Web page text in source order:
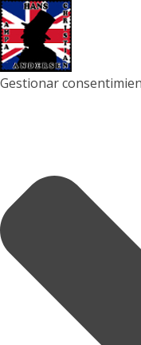
Gestionar